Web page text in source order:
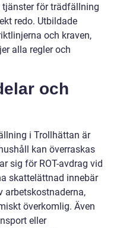
för trädfällning
redo. Utbildade
och kraven,
alla regler och
och
i Trollhättan är
kan överraskas
sig för ROT-avdrag vid
skattelättnad innebär
arbetskostnaderna,
överkomlig. Även
eller